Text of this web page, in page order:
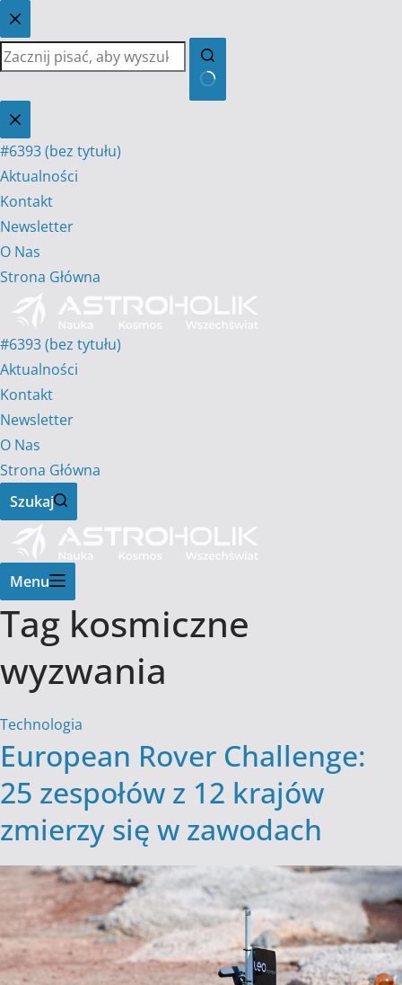
Przejdź
do
treści
Brak
wyników
#6393 (bez tytułu)
Aktualności
Kontakt
Newsletter
O Nas
Strona Główna
#6393 (bez tytułu)
Aktualności
Kontakt
Newsletter
O Nas
Strona Główna
Szukaj
Menu
Tag kosmiczne
wyzwania
Technologia
European Rover Challenge:
25 zespołów z 12 krajów
zmierzy się w zawodach